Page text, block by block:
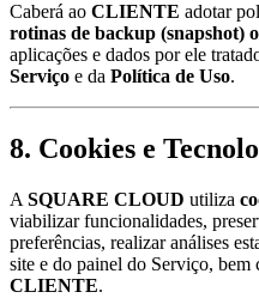
Caberá ao CLIENTE adotar
rotinas de backup (snapshot)
aplicações e dados por ele
Serviço e da Política de Uso.
8. Cookies e
A SQUARE CLOUD utiliza
viabilizar funcionalidades,
preferências, realizar análises
site e do painel do Serviço,
CLIENTE.